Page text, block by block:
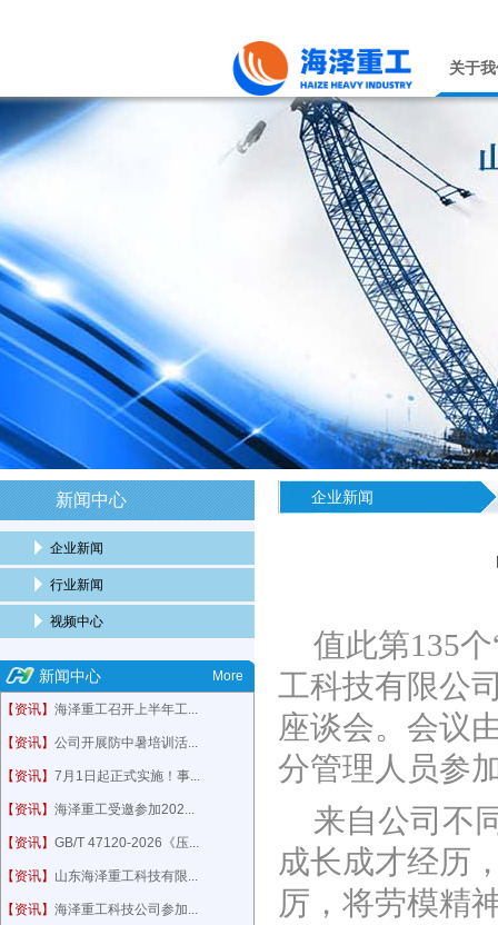
关于
新闻中心
企业新闻
行业新闻
视频中心
新闻中心 More
【资讯】 海泽重工召开上半年工...
【资讯】 公司开展防中暑培训活...
【资讯】 7月1日起正式实施！事...
【资讯】 海泽重工受邀参加202...
【资讯】 GB/T 47120-2026《压...
【资讯】 山东海泽重工科技有限...
【资讯】 海泽重工科技公司参加...
企业新闻
值此第135
工科技有限公
座谈会。会议
分管理人员参
来自公司不
成长成才经历
厉，将劳模精